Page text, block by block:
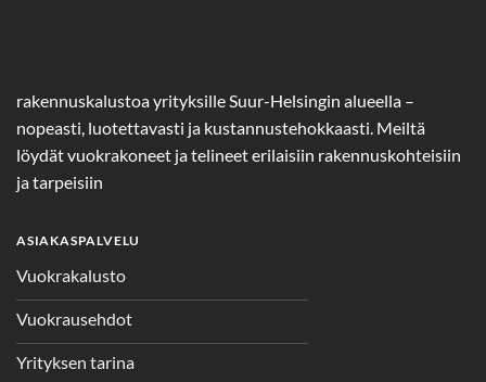
rakennuskalustoa yrityksille Suur-Helsingin alueella –
nopeasti, luotettavasti ja kustannustehokkaasti. Meiltä
löydät vuokrakoneet ja telineet erilaisiin rakennuskohteisiin
ja tarpeisiin
ASIAKASPALVELU
Vuokrakalusto
Vuokrausehdot
Yrityksen tarina